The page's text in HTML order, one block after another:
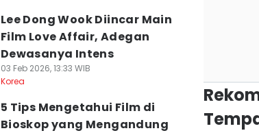
Lee Dong Wook Diincar Main
Film Love Affair, Adegan
Dewasanya Intens
03 Feb 2026, 13:33 WIB
Korea
5 Tips Mengetahui Film di
Bioskop yang Mengandung